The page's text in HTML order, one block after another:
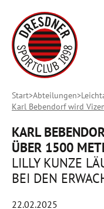
Start Abteilungen
Karl Bebendorf wird
KARL
ÜBER 1500
LILLY KUNZE
BEI DEN
22.02.2025